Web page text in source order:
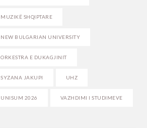
MUZIKË SHQIPTARE
NEW BULGARIAN UNIVERSITY
ORKESTRA E DUKAGJINIT
SYZANA JAKUPI UHZ
UNISUM 2026 VAZHDIMI I STUDIMEVE